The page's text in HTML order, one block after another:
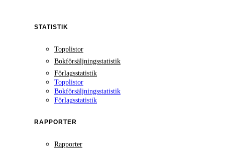
STATISTIK
Topplistor
Bokförsäljningsstatistik
Förlagsstatistik
Topplistor
Bokförsäljningsstatistik
Förlagsstatistik
RAPPORTER
Rapporter